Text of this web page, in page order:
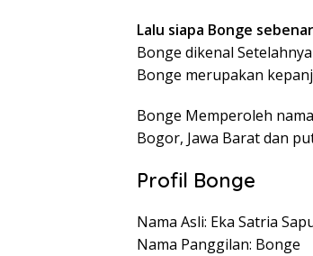
Lalu siapa Bonge
Bonge dikenal
Bonge merupakan
Bonge Memperoleh
Bogor, Jawa Barat dan
Profil Bonge
Nama Asli: Eka Satria
Nama Panggilan: Bonge